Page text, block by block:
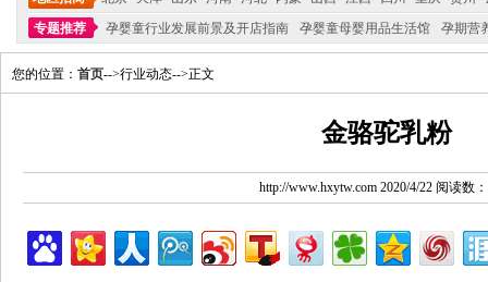
专题推荐
孕婴童行业发展前景及开店指南 孕婴童母婴用品生活馆 孕期营
您的位置： 首页-->行业动态-->正文
金骆驼乳粉
http://www.hxytw.com 2020/4/22 阅读数